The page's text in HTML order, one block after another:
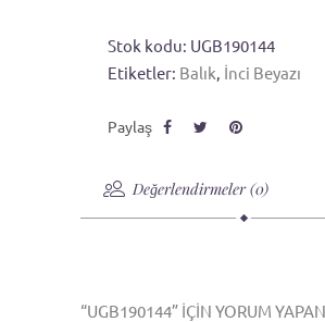
Stok kodu: UGB190144
Etiketler: Balık, İnci Beyazı
Değerlendirmeler (0)
“UGB190144” IÇIN YORUM